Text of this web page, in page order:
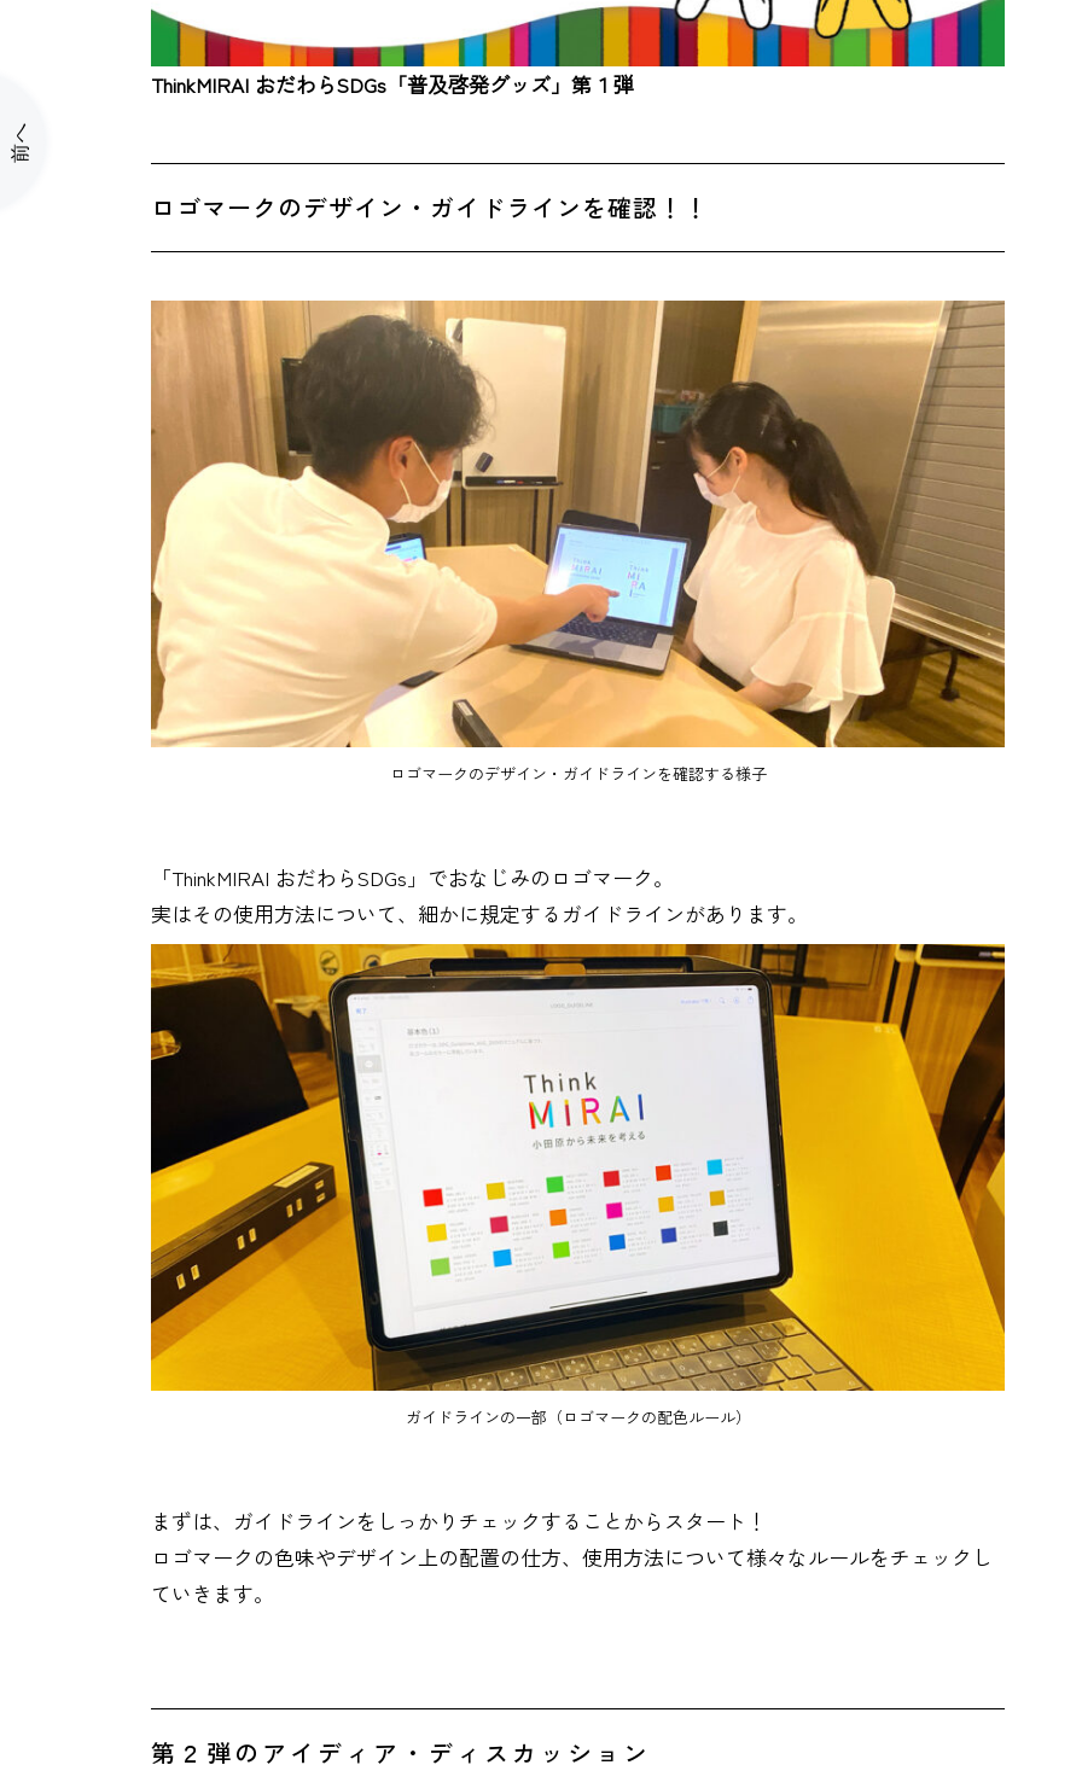
ThinkMIRAI おだわらSDGs「普及啓発グッズ」第１弾
ロゴマークのデザイン・ガイドラインを確認！！
ロゴマークのデザイン・ガイドラインを確認する様子
「ThinkMIRAI おだわらSDGs」でおなじみのロゴマーク。
実はその使用方法について、細かに規定するガイドラインがあります。
ガイドラインの一部（ロゴマークの配色ルール）
まずは、ガイドラインをしっかりチェックすることからスタート！
ロゴマークの色味やデザイン上の配置の仕方、使用方法について様々なルールをチェックし
ていきます。
第２弾のアイディア・ディスカッション
前へ